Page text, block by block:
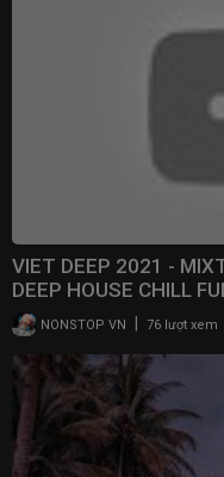
VIET DEEP 2021 -
DEEP HOUSE CHILL
NONSTOP VN 76 lượt xem